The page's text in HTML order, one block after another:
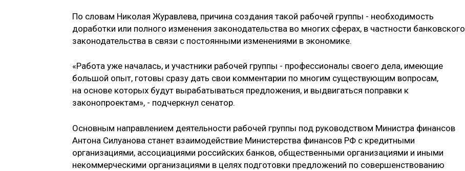
По словам Николая Журавлева, причина создания такой рабочей группы - необходимость
доработки или полного изменения законодательства во многих сферах, в частности банковского
законодательства в связи с постоянными изменениями в экономике.
«Работа уже началась, и участники рабочей группы - профессионалы своего дела, имеющие
большой опыт, готовы сразу дать свои комментарии по многим существующим вопросам,
на основе которых будут вырабатываться предложения, и выдвигаться поправки к
законопроектам», - подчеркнул сенатор.
Основным направлением деятельности рабочей группы под руководством Министра финансов
Антона Силуанова станет взаимодействие Министерства финансов РФ с кредитными
организациями, ассоциациями российских банков, общественными организациями и иными
некоммерческими организациями в целях подготовки предложений по совершенствованию